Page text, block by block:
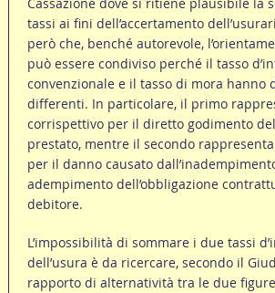
Cassazione dove si ritiene plausibile la
tassi ai fini dell’accertamento
però che, benché autorevole,
può essere condiviso perché il tasso
convenzionale e il tasso di mora hanno
differenti. In particolare, il primo
corrispettivo per il diretto godimento
prestato, mentre il secondo
per il danno causato
adempimento dell’obbligazione
debitore.
L’impossibilità di sommare i due tassi
dell’usura è da ricercare, secondo il
rapporto di alternatività tra le due